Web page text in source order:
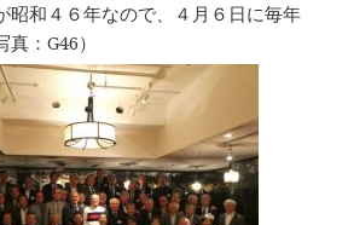
昭和４６年なので、４月６日に毎年
：G46）